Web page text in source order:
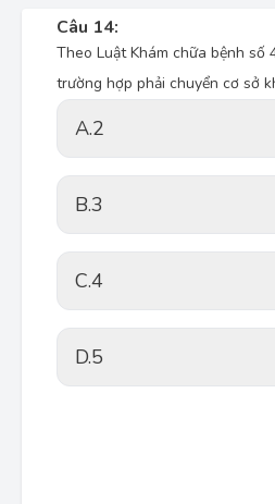
Câu 14:
Theo Luật Khám chữa bệnh số
trường hợp phải chuyển cơ sở
A.2
B.3
C.4
D.5